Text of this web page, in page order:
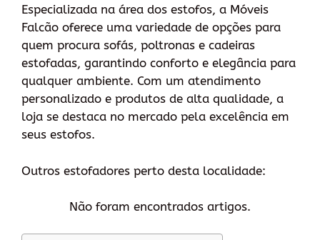
Especializada na área dos estofos, a Móveis
Falcão oferece uma variedade de opções para
quem procura sofás, poltronas e cadeiras
estofadas, garantindo conforto e elegância para
qualquer ambiente. Com um atendimento
personalizado e produtos de alta qualidade, a
loja se destaca no mercado pela excelência em
seus estofos.
Outros estofadores perto desta localidade:
Não foram encontrados artigos.